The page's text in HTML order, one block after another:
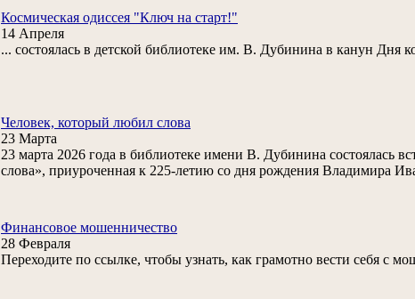
Космическая одиссея "Ключ на старт!"
14 Апреля
... состоялась в детской библиотеке им. В. Дубинина в канун Дня
Человек, который любил слова
23 Марта
23 марта 2026 года в библиотеке имени В. Дубинина состоялась
слова», приуроченная к 225‑летию со дня рождения Владимира
Финансовое мошенничество
28 Февраля
Переходите по ссылке, чтобы узнать, как грамотно вести себя с